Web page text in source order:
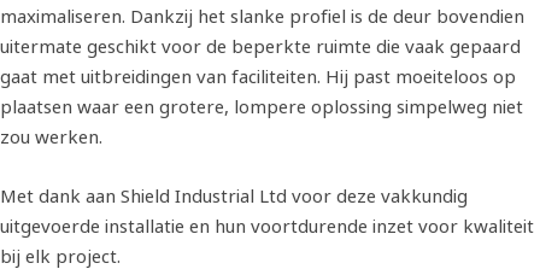
maximaliseren. Dankzij het slanke profiel is de deur bovendien
uitermate geschikt voor de beperkte ruimte die vaak gepaard
gaat met uitbreidingen van faciliteiten. Hij past moeiteloos op
plaatsen waar een grotere, lompere oplossing simpelweg niet
zou werken.
Met dank aan Shield Industrial Ltd voor deze vakkundig
uitgevoerde installatie en hun voortdurende inzet voor kwaliteit
bij elk project.